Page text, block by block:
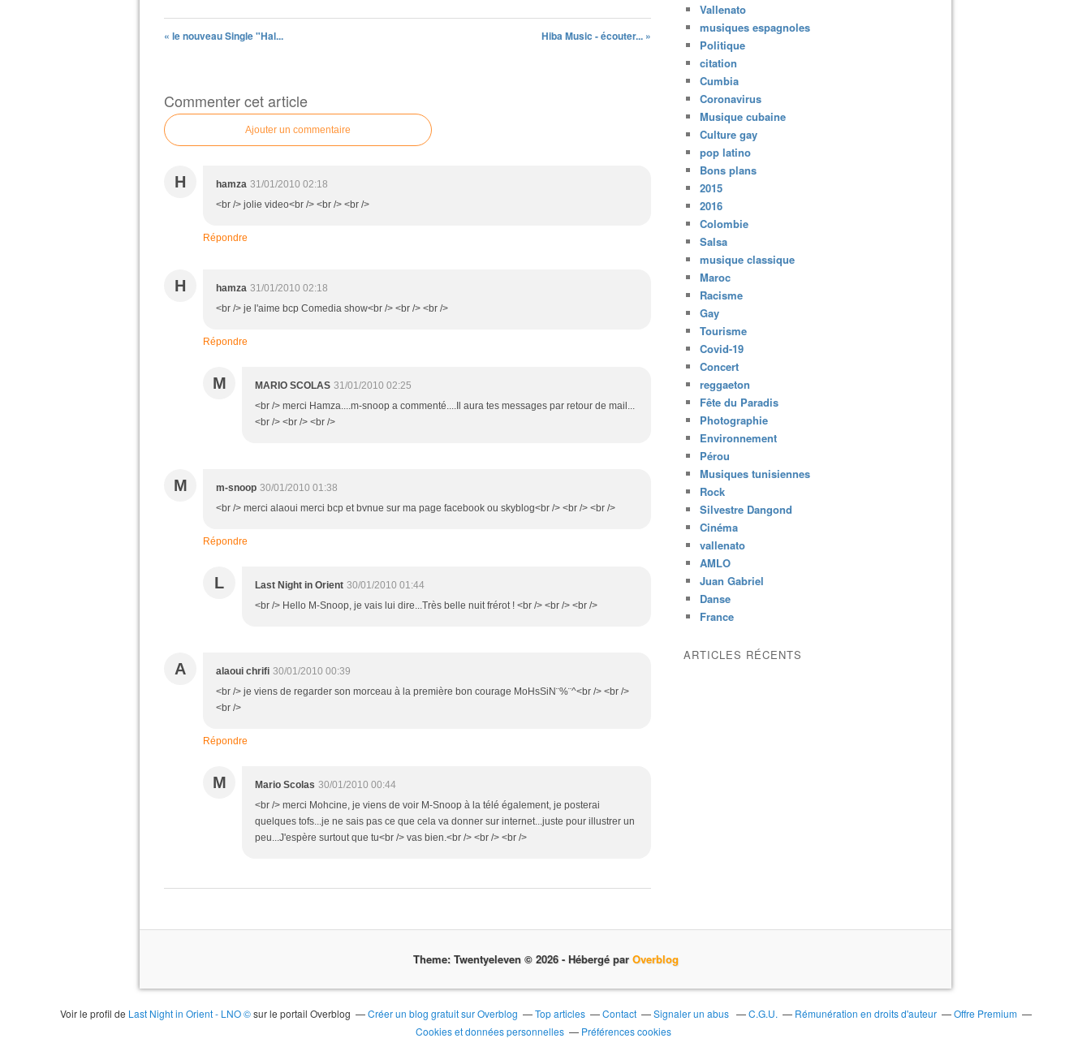
« le nouveau Single "Hal... Hiba Music - écouter... »
Commenter cet article
Ajouter un commentaire
H hamza 31/01/2010 02:18
<br /> jolie video<br /> <br /> <br />
Répondre
H hamza 31/01/2010 02:18
<br /> je l'aime bcp Comedia show<br /> <br /> <br />
Répondre
M MARIO SCOLAS 31/01/2010 02:25
<br /> merci Hamza....m-snoop a commenté....Il aura tes messages par retour de mail...
<br /> <br /> <br />
M m-snoop 30/01/2010 01:38
<br /> merci alaoui merci bcp et bvnue sur ma page facebook ou skyblog<br /> <br /> <br />
Répondre
L Last Night in Orient 30/01/2010 01:44
<br /> Hello M-Snoop, je vais lui dire...Très belle nuit frérot ! <br /> <br /> <br />
A alaoui chrifi 30/01/2010 00:39
<br /> je viens de regarder son morceau à la première bon courage MoHsSiN¨%¨^<br /> <br />
<br />
Répondre
M Mario Scolas 30/01/2010 00:44
<br /> merci Mohcine, je viens de voir M-Snoop à la télé également, je posterai
quelques tofs...je ne sais pas ce que cela va donner sur internet...juste pour illustrer un
peu...J'espère surtout que tu<br /> vas bien.<br /> <br /> <br />
Vallenato
musiques espagnoles
Politique
citation
Cumbia
Coronavirus
Musique cubaine
Culture gay
pop latino
Bons plans
2015
2016
Colombie
Salsa
musique classique
Maroc
Racisme
Gay
Tourisme
Covid-19
Concert
reggaeton
Fête du Paradis
Photographie
Environnement
Pérou
Musiques tunisiennes
Rock
Silvestre Dangond
Cinéma
vallenato
AMLO
Juan Gabriel
Danse
France
ARTICLES RÉCENTS
Theme: Twentyeleven © 2026 - Hébergé par Overblog
Voir le profil de Last Night in Orient - LNO ©sur le portail Overblog Créer un blog gratuit sur Overblog Top articles Contact Signaler un abus C.G.U. Rémunération en droits d'auteur
Offre Premium
Cookies et données personnelles
Préférences cookies